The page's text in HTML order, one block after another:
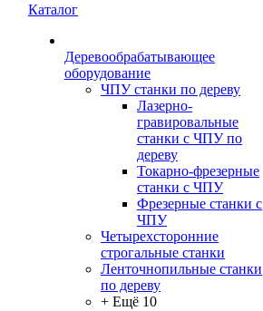
Каталог
Деревообрабатывающее
оборудование
ЧПУ станки по дереву
Лазерно-
гравировальные
станки с ЧПУ по
дереву
Токарно-фрезерные
станки с ЧПУ
Фрезерные станки с
ЧПУ
Четырехсторонние
строгальные станки
Ленточнопильные станки
по дереву
+ Ещё 10